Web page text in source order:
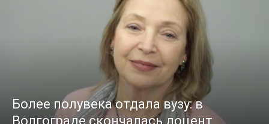
Более полувека отдала вузу: в
Волгограде скончалась доцент